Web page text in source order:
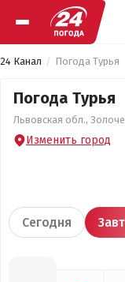
24 Канал Погода Турья
Погода Турья
Львовская обл.,
Изменить город
Сегодня